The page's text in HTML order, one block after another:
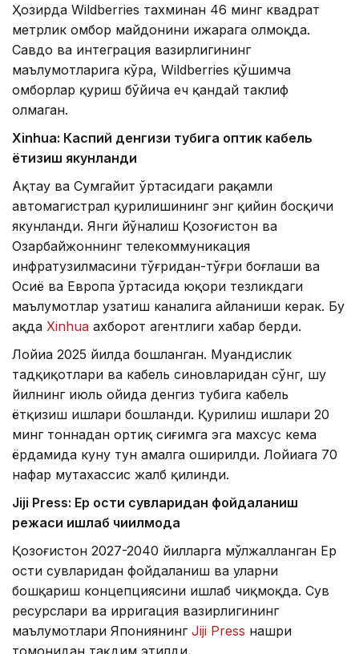
Ҳозирда Wildberries тахминан 46 минг квадрат
метрлик омбор майдонини ижарага олмоқда.
Савдо ва интеграция вазирлигининг
маълумотларига кўра, Wildberries қўшимча
омборлар қуриш бўйича ҳеч қандай таклиф
олмаган.
Xinhuа: Каспий денгизи тубига оптик кабель
ётқизиш якунланди
Ақтау ва Сумгайит ўртасидаги рақамли
автомагистрал қурилишининг энг қийин босқичи
якунланди. Янги йўналиш Қозоғистон ва
Озарбайжоннинг телекоммуникация
инфратузилмасини тўғридан-тўғри боғлаши ва
Осиё ва Европа ўртасида юқори тезликдаги
маълумотлар узатиш каналига айланиши керак. Бу
ҳақда Xinhua ахборот агентлиги хабар берди.
Лойиҳа 2025 йилда бошланган. Муҳандислик
тадқиқотлари ва кабель синовларидан сўнг, шу
йилнинг июль ойида денгиз тубига кабель
ётқизиш ишлари бошланди. Қурилиш ишлари 20
минг тоннадан ортиқ сиғимга эга махсус кема
ёрдамида куну тун амалга оширилди. Лойиҳага 70
нафар мутахассис жалб қилинди.
Jiji Press: Ер ости сувларидан фойдаланиш
режаси ишлаб чиқилмоқда
Қозоғистон 2027-2040 йилларга мўлжалланган Ер
ости сувларидан фойдаланиш ва уларни
бошқариш концепциясини ишлаб чиқмоқда. Сув
ресурслари ва ирригация вазирлигининг
маълумотлари Япониянинг Jiji Press нашри
томонидан тақдим этилди.